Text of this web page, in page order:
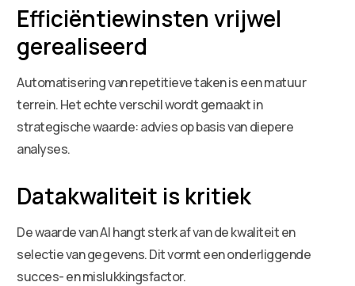
Efficiëntiewinsten vrijwel
gerealiseerd
Automatisering van repetitieve taken is een matuur
terrein. Het echte verschil wordt gemaakt in
strategische waarde: advies op basis van diepere
analyses.
Datakwaliteit is kritiek
De waarde van AI hangt sterk af van de kwaliteit en
selectie van gegevens. Dit vormt een onderliggende
succes- en mislukkingsfactor.